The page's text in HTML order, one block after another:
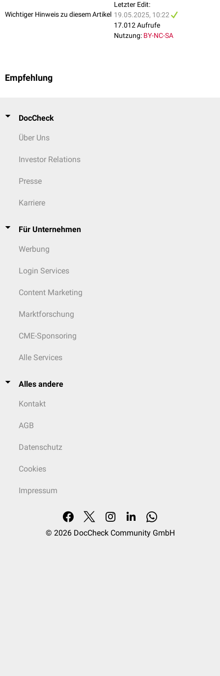
Wichtiger Hinweis zu diesem Artikel
Letzter Edit:
19.05.2025, 10:22
17.012 Aufrufe
Nutzung: BY-NC-SA
Empfehlung
DocCheck
Über Uns
Investor Relations
Presse
Karriere
Für Unternehmen
Werbung
Login Services
Content Marketing
Marktforschung
CME-Sponsoring
Alle Services
Alles andere
Kontakt
AGB
Datenschutz
Cookies
Impressum
© 2026 DocCheck Community GmbH